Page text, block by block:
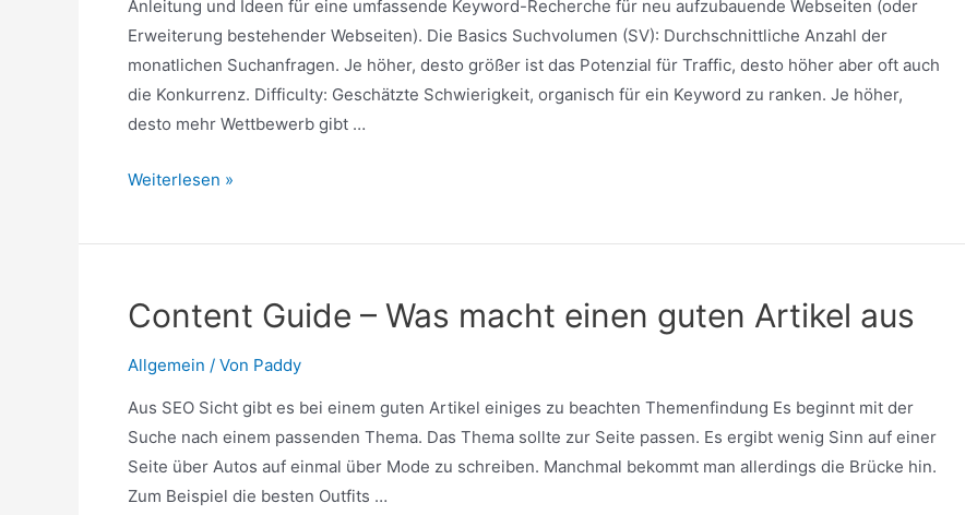
Anleitung und Ideen für eine umfassende Keyword-Recherche für neu aufzubauende Webseiten (oder
Erweiterung bestehender Webseiten). Die Basics Suchvolumen (SV): Durchschnittliche Anzahl der
monatlichen Suchanfragen. Je höher, desto größer ist das Potenzial für Traffic, desto höher aber oft auch
die Konkurrenz. Difficulty: Geschätzte Schwierigkeit, organisch für ein Keyword zu ranken. Je höher,
desto mehr Wettbewerb gibt …
Keyword-
Weiterlesen »
Content Guide – Was macht einen guten Artikel aus
Allgemein / Von Paddy
Aus SEO Sicht gibt es bei einem guten Artikel einiges zu beachten Themenfindung Es beginnt mit der
Suche nach einem passenden Thema. Das Thema sollte zur Seite passen. Es ergibt wenig Sinn auf einer
Seite über Autos auf einmal über Mode zu schreiben. Manchmal bekommt man allerdings die Brücke hin.
Zum Beispiel die besten Outfits …